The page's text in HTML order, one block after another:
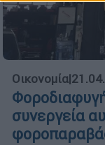
Οικονομία|
συνεργεία